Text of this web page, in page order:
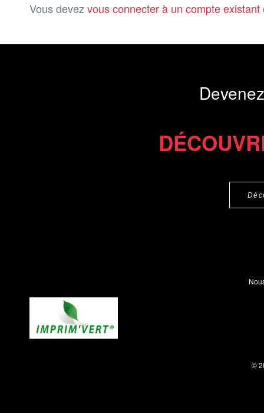
Vous devez vous connecter à un compte existant
©